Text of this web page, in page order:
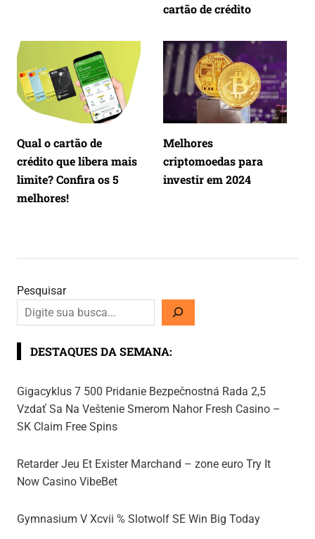
cartão de crédito
Qual o cartão de
crédito que libera mais
limite? Confira os 5
melhores!
Melhores
criptomoedas para
investir em 2024
Pesquisar
DESTAQUES DA SEMANA:
Gigacyklus 7 500 Pridanie Bezpečnostná Rada 2,5
Vzdať Sa Na Veštenie Smerom Nahor Fresh Casino –
SK Claim Free Spins
Retarder Jeu Et Exister Marchand – zone euro Try It
Now Casino VibeBet
Gymnasium V Xcvii % Slotwolf SE Win Big Today